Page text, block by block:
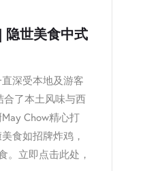
世美食中式
深受本地及游客
了本土风味与西
Chow精心打
食如招牌炸鸡，
。立即点击此处，